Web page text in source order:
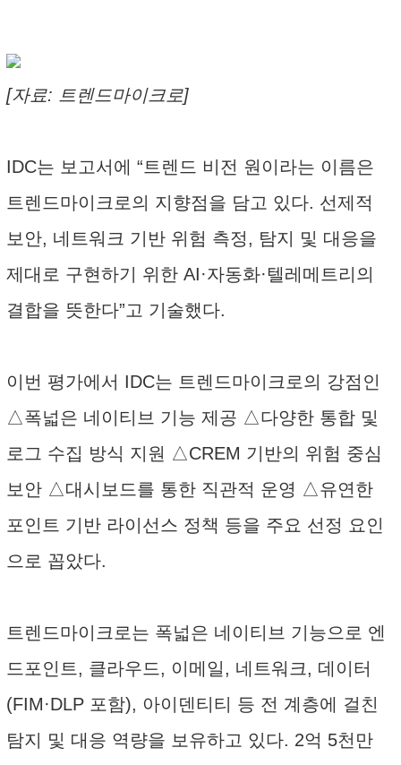
[자료: 트렌드마이크로]
IDC는 보고서에 “트렌드 비전 원이라는 이름은
트렌드마이크로의 지향점을 담고 있다. 선제적
보안, 네트워크 기반 위험 측정, 탐지 및 대응을
제대로 구현하기 위한 AI·자동화·텔레메트리의
결합을 뜻한다”고 기술했다.
이번 평가에서 IDC는 트렌드마이크로의 강점인
△폭넓은 네이티브 기능 제공 △다양한 통합 및
로그 수집 방식 지원 △CREM 기반의 위험 중심
보안 △대시보드를 통한 직관적 운영 △유연한
포인트 기반 라이선스 정책 등을 주요 선정 요인
으로 꼽았다.
트렌드마이크로는 폭넓은 네이티브 기능으로 엔
드포인트, 클라우드, 이메일, 네트워크, 데이터
(FIM·DLP 포함), 아이덴티티 등 전 계층에 걸친
탐지 및 대응 역량을 보유하고 있다. 2억 5천만